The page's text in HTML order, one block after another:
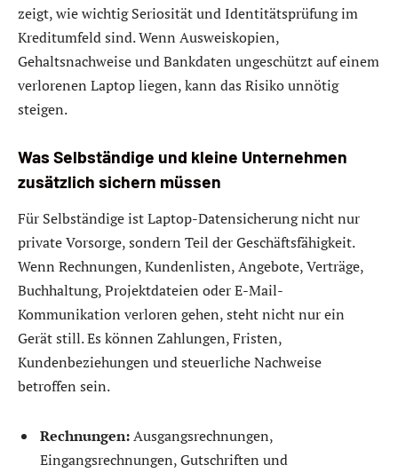
zeigt, wie wichtig Seriosität und Identitätsprüfung im
Kreditumfeld sind. Wenn Ausweiskopien,
Gehaltsnachweise und Bankdaten ungeschützt auf einem
verlorenen Laptop liegen, kann das Risiko unnötig
steigen.
Was Selbständige und kleine Unternehmen
zusätzlich sichern müssen
Für Selbständige ist Laptop-Datensicherung nicht nur
private Vorsorge, sondern Teil der Geschäftsfähigkeit.
Wenn Rechnungen, Kundenlisten, Angebote, Verträge,
Buchhaltung, Projektdateien oder E-Mail-
Kommunikation verloren gehen, steht nicht nur ein
Gerät still. Es können Zahlungen, Fristen,
Kundenbeziehungen und steuerliche Nachweise
betroffen sein.
Rechnungen:Ausgangsrechnungen,
Eingangsrechnungen, Gutschriften und